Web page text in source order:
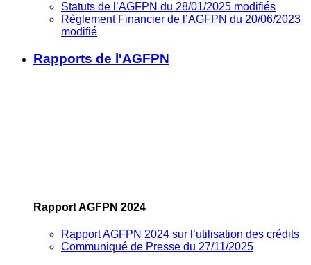
Statuts de l’AGFPN du 28/01/2025 modifiés
Règlement Financier de l’AGFPN du 20/06/2023
modifié
Rapports de l'AGFPN
Rapport AGFPN 2024
Rapport AGFPN 2024 sur l’utilisation des crédits
Communiqué de Presse du 27/11/2025